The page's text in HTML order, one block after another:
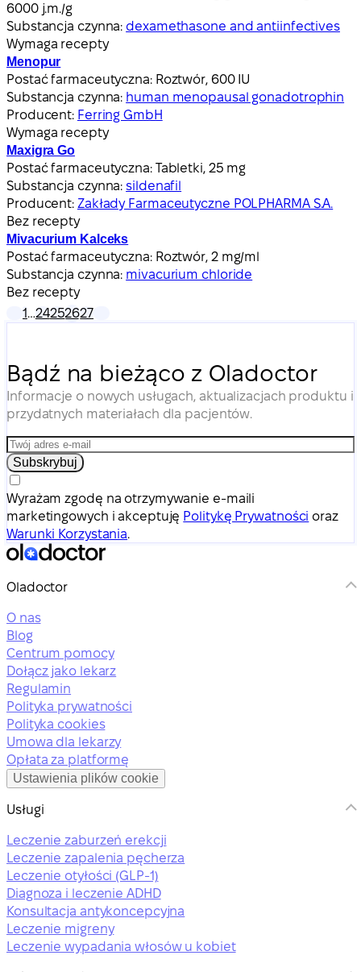
6000 j.m./g
Substancja czynna: dexamethasone and antiinfectives
Wymaga recepty
Menopur
Postać farmaceutyczna: Roztwór, 600 IU
Substancja czynna: human menopausal gonadotrophin
Producent: Ferring GmbH
Wymaga recepty
Maxigra Go
Postać farmaceutyczna: Tabletki, 25 mg
Substancja czynna:sildenafil
Producent: Zakłady Farmaceutyczne POLPHARMA S.A.
Bez recepty
Mivacurium Kalceks
Postać farmaceutyczna: Roztwór, 2 mg/ml
Substancja czynna: mivacurium chloride
Bez recepty
1…24252627
Bądź na bieżąco z Oladoctor
Informacje o nowych usługach, aktualizacjach produktu i
przydatnych materiałach dla pacjentów.
Subskrybuj
Wyrażam zgodę na otrzymywanie e-maili
marketingowych i akceptuję Politykę Prywatności oraz
Warunki Korzystania.
Oladoctor
O nas
Blog
Centrum pomocy
Dołącz jako lekarz
Regulamin
Polityka prywatności
Polityka cookies
Umowa dla lekarzy
Opłata za platformę
Ustawienia plików cookie
Usługi
Leczenie zaburzeń erekcji
Leczenie zapalenia pęcherza
Leczenie otyłości (GLP-1)
Diagnoza i leczenie ADHD
Konsultacja antykoncepcyjna
Leczenie migreny
Leczenie wypadania włosów u kobiet